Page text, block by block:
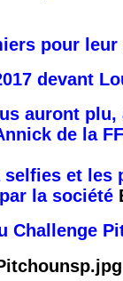
pour leur
devant
auront plu,
de la
et les
la société
Challenge